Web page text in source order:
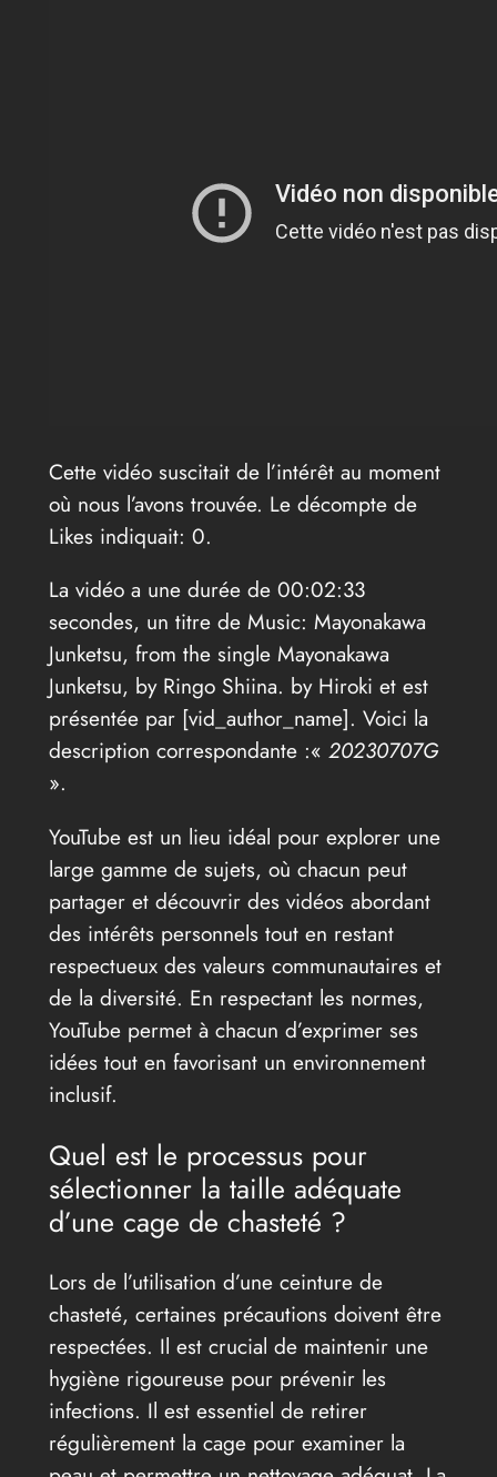
Cette vidéo suscitait de l’intérêt au moment
où nous l’avons trouvée. Le décompte de
Likes indiquait: 0.
La vidéo a une durée de 00:02:33
secondes, un titre de Music: Mayonakawa
Junketsu, from the single Mayonakawa
Junketsu, by Ringo Shiina. by Hiroki et est
présentée par [vid_author_name]. Voici la
description correspondante :« 20230707G
».
YouTube est un lieu idéal pour explorer une
large gamme de sujets, où chacun peut
partager et découvrir des vidéos abordant
des intérêts personnels tout en restant
respectueux des valeurs communautaires et
de la diversité. En respectant les normes,
YouTube permet à chacun d’exprimer ses
idées tout en favorisant un environnement
inclusif.
Quel est le processus pour
sélectionner la taille adéquate
d’une cage de chasteté ?
Lors de l’utilisation d’une ceinture de
chasteté, certaines précautions doivent être
respectées. Il est crucial de maintenir une
hygiène rigoureuse pour prévenir les
infections. Il est essentiel de retirer
régulièrement la cage pour examiner la